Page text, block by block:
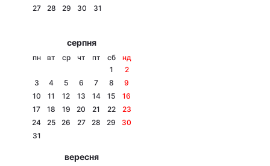
27
28 29 30 31
серпня
пн вт ср чт пт сб
нд
1
2
3
4 5 6 7 8
9
10
11 12 13 14 15
16
17
18 19 20 21 22
23
24
25 26 27 28 29
30
31
вересня